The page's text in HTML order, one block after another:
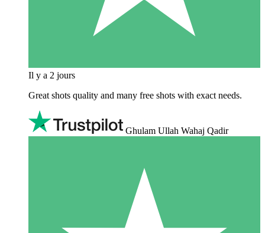
Il y a 2 jours
Great shots quality and many free shots with exact needs.
Ghulam Ullah Wahaj Qadir